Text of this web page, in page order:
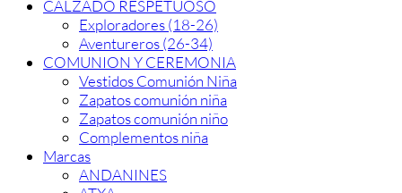
CALZADO RESPETUOSO
Exploradores (18-26)
Aventureros (26-34)
COMUNION Y CEREMONIA
Vestidos Comunión Niña
Zapatos comunión niña
Zapatos comunión niño
Complementos niña
Marcas
ANDANINES